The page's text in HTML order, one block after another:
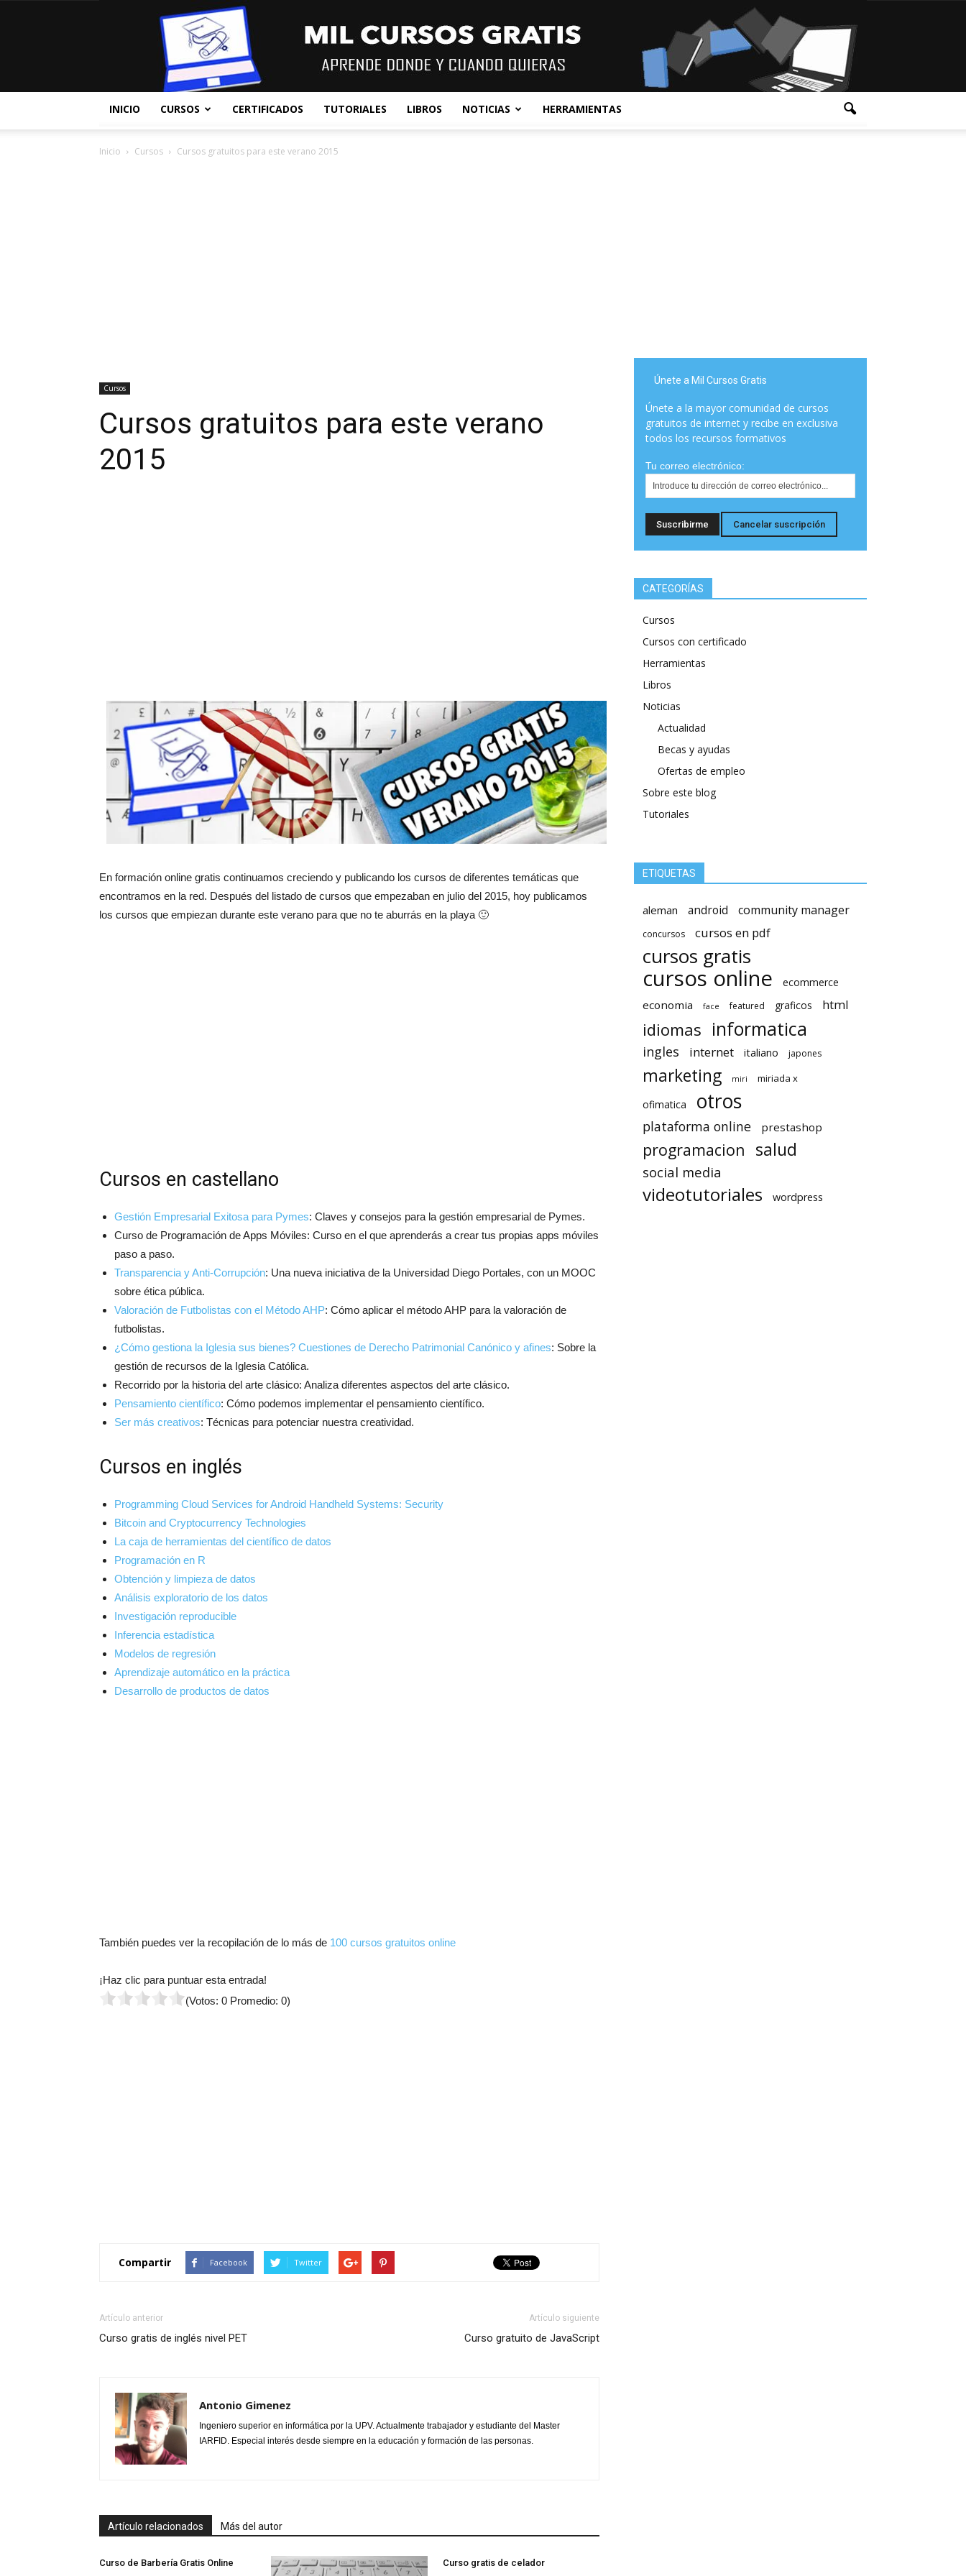
INICIO CURSOS CERTIFICADOS TUTORIALES LIBROS NOTICIAS HERRAMIENTAS
Inicio Cursos Cursos gratuitos para este verano 2015
Cursos
Cursos gratuitos para este verano
2015
En formación online gratis continuamos creciendo y publicando los cursos de diferentes temáticas que
encontramos en la red. Después del listado de cursos que empezaban en julio del 2015, hoy publicamos
los cursos que empiezan durante este verano para que no te aburrás en la playa 🙂
Cursos en castellano
Gestión Empresarial Exitosa para Pymes: Claves y consejos para la gestión empresarial de Pymes.
Curso de Programación de Apps Móviles: Curso en el que aprenderás a crear tus propias apps móviles
paso a paso.
Transparencia y Anti-Corrupción: Una nueva iniciativa de la Universidad Diego Portales, con un MOOC
sobre ética pública.
Valoración de Futbolistas con el Método AHP: Cómo aplicar el método AHP para la valoración de
futbolistas.
¿Cómo gestiona la Iglesia sus bienes? Cuestiones de Derecho Patrimonial Canónico y afines: Sobre la
gestión de recursos de la Iglesia Católica.
Recorrido por la historia del arte clásico: Analiza diferentes aspectos del arte clásico.
Pensamiento científico: Cómo podemos implementar el pensamiento científico.
Ser más creativos: Técnicas para potenciar nuestra creatividad.
Cursos en inglés
Programming Cloud Services for Android Handheld Systems: Security
Bitcoin and Cryptocurrency Technologies
La caja de herramientas del científico de datos
Programación en R
Obtención y limpieza de datos
Análisis exploratorio de los datos
Investigación reproducible
Inferencia estadística
Modelos de regresión
Aprendizaje automático en la práctica
Desarrollo de productos de datos
También puedes ver la recopilación de lo más de 100 cursos gratuitos online
¡Haz clic para puntuar esta entrada!
(Votos: 0 Promedio: 0)
Compartir Facebook Twitter
Artículo anterior
Curso gratis de inglés nivel PET
Artículo siguiente
Curso gratuito de JavaScript
Antonio Gimenez
Ingeniero superior en informática por la UPV. Actualmente trabajador y estudiante del Master
IARFID. Especial interés desde siempre en la educación y formación de las personas.
Artículo relacionados Más del autor
Curso de Barbería Gratis Online Curso gratis de celador
Únete a Mil Cursos Gratis
Únete a la mayor comunidad de cursos
gratuitos de internet y recibe en exclusiva
todos los recursos formativos
Tu correo electrónico:
CATEGORÍAS
Cursos
Cursos con certificado
Herramientas
Libros
Noticias
Actualidad
Becas y ayudas
Ofertas de empleo
Sobre este blog
Tutoriales
ETIQUETAS
aleman android community manager
concursos cursos en pdf
cursos gratis
cursos online ecommerce
economia face featured graficos html
idiomas informatica
ingles internet italiano japones
marketing miri miriada x
ofimatica otros
plataforma online prestashop
programacion salud
social media
videotutoriales wordpress